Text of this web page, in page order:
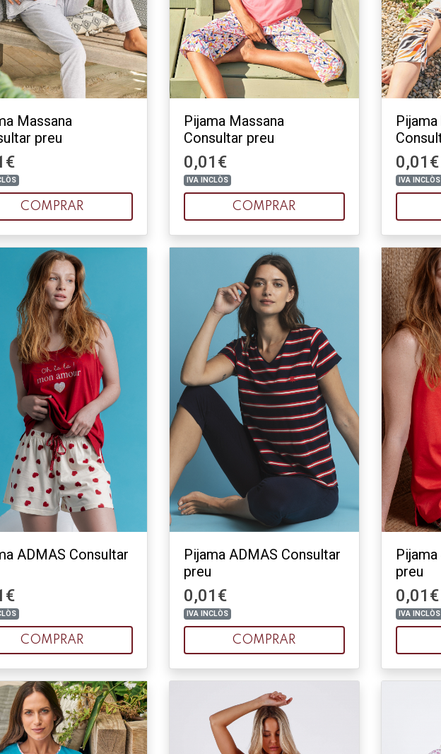
Massana
preu
COMPRAR
Pijama Massana
Consultar preu
0,01€
IVA INCLÒS
COMPRAR
0,01€
IVA INCLÒS
ADMAS Consultar
COMPRAR
Pijama ADMAS Consultar
preu
0,01€
IVA INCLÒS
COMPRAR
preu
0,01€
IVA INCLÒS